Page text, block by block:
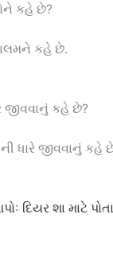
કહે છે?
કહે છે.
જીવવાનું કહે છે?
ધારે જીવવાનું કહે
દિયર શા માટે